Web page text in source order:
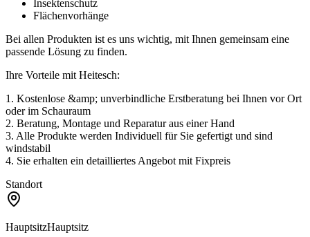
Insektenschutz
Flächenvorhänge
Bei allen Produkten ist es uns wichtig, mit Ihnen gemeinsam eine
passende Lösung zu finden.
Ihre Vorteile mit Heitesch:
1. Kostenlose &amp; unverbindliche Erstberatung bei Ihnen vor Ort
oder im Schauraum
2. Beratung, Montage und Reparatur aus einer Hand
3. Alle Produkte werden Individuell für Sie gefertigt und sind
windstabil
4. Sie erhalten ein detailliertes Angebot mit Fixpreis
Standort
HauptsitzHauptsitz